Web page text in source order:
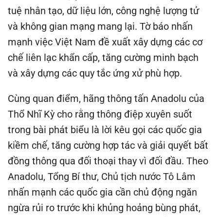
tuệ nhân tạo, dữ liệu lớn, công nghệ lượng tử
và không gian mạng mang lại. Tờ báo nhấn
mạnh việc Việt Nam đề xuất xây dựng các cơ
chế liên lạc khẩn cấp, tăng cường minh bạch
và xây dựng các quy tắc ứng xử phù hợp.
Cùng quan điểm, hãng thông tấn Anadolu của
Thổ Nhĩ Kỳ cho rằng thông điệp xuyên suốt
trong bài phát biểu là lời kêu gọi các quốc gia
kiềm chế, tăng cường hợp tác và giải quyết bất
đồng thông qua đối thoại thay vì đối đầu. Theo
Anadolu, Tổng Bí thư, Chủ tịch nước Tô Lâm
nhấn mạnh các quốc gia cần chủ động ngăn
ngừa rủi ro trước khi khủng hoảng bùng phát,